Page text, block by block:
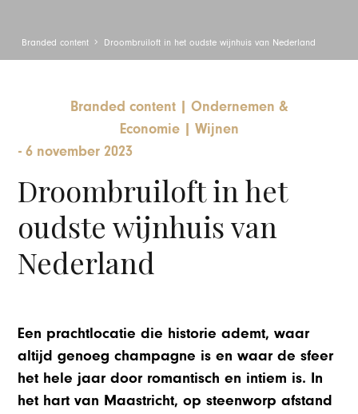
Branded content Droombruiloft in het oudste wijnhuis van Nederland
Branded content
Ondernemen &
Economie
Wijnen
-6 november 2023
Droombruiloft in het
oudste wijnhuis van
Nederland
Een prachtlocatie die historie ademt, waar
altijd genoeg champagne is en waar de sfeer
het hele jaar door romantisch en intiem is. In
het hart van Maastricht, op steenworp afstand